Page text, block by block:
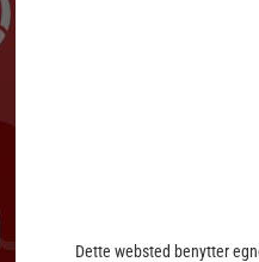
Dette websted benytter